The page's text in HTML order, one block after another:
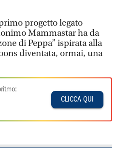
progetto legato
Mammastar ha da
di Peppa” ispirata alla
diventata, ormai, una
CLICCA QUI